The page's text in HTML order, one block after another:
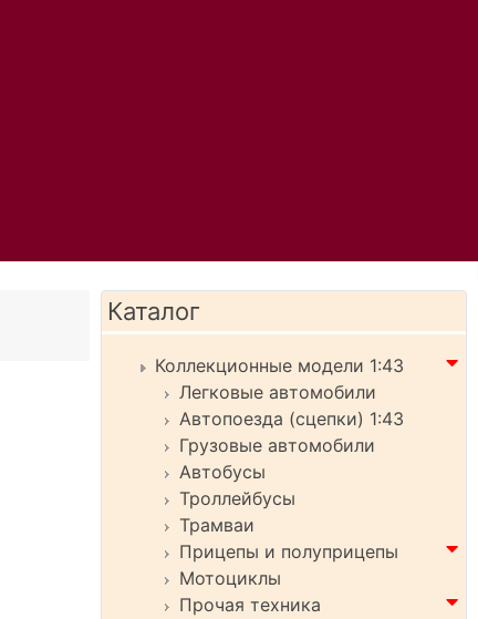
Каталог
Коллекционные модели 1:43
Легковые автомобили
Автопоезда (сцепки) 1:43
Грузовые автомобили
Автобусы
Троллейбусы
Трамваи
Прицепы и полуприцепы
Мотоциклы
Прочая техника